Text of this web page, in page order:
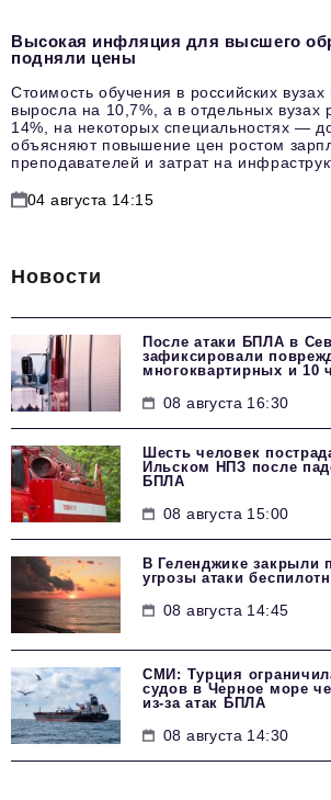
Высокая инфляция для высшего
подняли цены
Стоимость обучения в российских вузах
выросла на 10,7%, а в отдельных вузах
14%, на некоторых специальностях —
объясняют повышение цен ростом
преподавателей и затрат на
04 августа 14:15
Новости
После атаки БПЛА в
зафиксировали
многоквартирных и 10
08 августа 16:30
Шесть человек
Ильском НПЗ после
БПЛА
08 августа 15:00
В Геленджике закрыли
угрозы атаки
08 августа 14:45
СМИ: Турция
судов в Черное море
из-за атак БПЛА
08 августа 14:30